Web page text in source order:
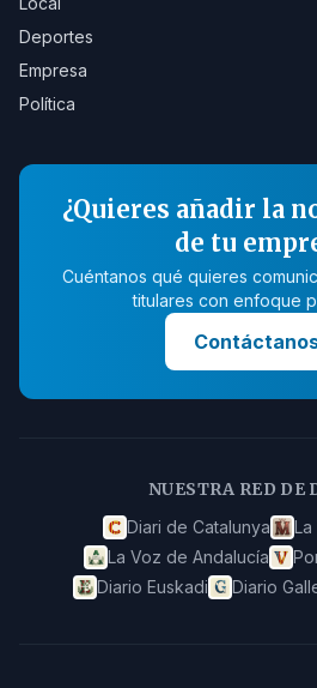
Deportes
Empresa
Política
¿Quieres añadir la
de tu
Cuéntanos qué quieres
titulares con enfoque
NUESTRA RED DE
Diari de Catalunya
La Voz de Andalucía
Diario Euskadi
Diario